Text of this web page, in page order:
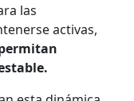
las
activas,